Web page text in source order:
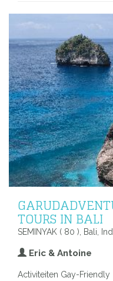
TOURS IN BALI
SEMINYAK ( 80 ), Bali,
Eric & Antoine
Activiteiten Gay-Friendly